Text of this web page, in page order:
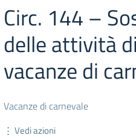
Circ. 144 –
delle attività
vacanze di
Vacanze di carnevale
⋮ Vedi azioni